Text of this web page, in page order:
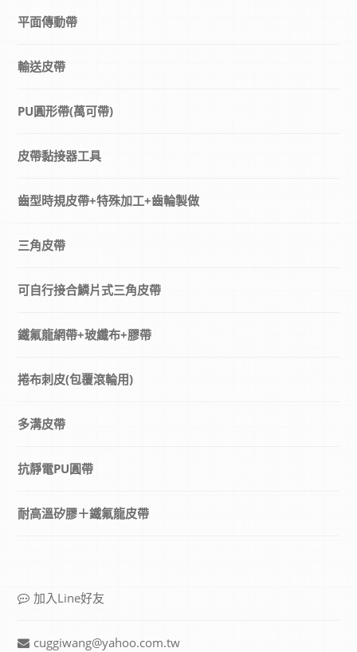
平面傳動帶
輸送皮帶
PU圓形帶(萬可帶)
皮帶黏接器工具
齒型時規皮帶+特殊加工+齒輪製做
三角皮帶
可自行接合鱗片式三角皮帶
鐵氟龍網帶+玻纖布+膠帶
捲布刺皮(包覆滾輪用)
多溝皮帶
抗靜電PU圓帶
耐高溫矽膠＋鐵氟龍皮帶
加入Line好友
cuggiwang@yahoo.com.tw